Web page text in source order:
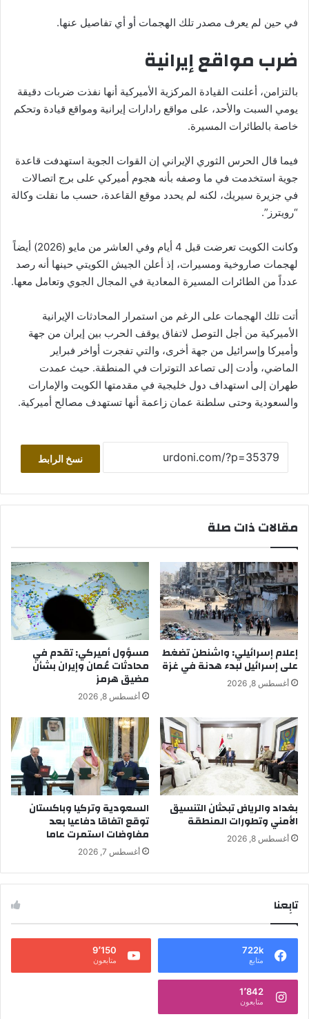
في حين لم يعرف مصدر تلك الهجمات أو أي تفاصيل عنها.
ضرب مواقع إيرانية
بالتزامن، أعلنت القيادة المركزية الأميركية أنها نفذت ضربات دقيقة
يومي السبت والأحد، على مواقع رادارات إيرانية ومواقع قيادة وتحكم
خاصة بالطائرات المسيرة.
فيما قال الحرس الثوري الإيراني إن القوات الجوية استهدفت قاعدة
جوية استخدمت في ما وصفه بأنه هجوم أميركي على برج اتصالات
في جزيرة سيريك، لكنه لم يحدد موقع القاعدة، حسب ما نقلت وكالة
“رويترز”.
وكانت الكويت تعرضت قبل 4 أيام وفي العاشر من مايو (2026) أيضاً
لهجمات صاروخية ومسيرات، إذ أعلن الجيش الكويتي حينها أنه رصد
عدداً من الطائرات المسيرة المعادية في المجال الجوي وتعامل معها.
أتت تلك الهجمات على الرغم من استمرار المحادثات الإيرانية
الأميركية من أجل التوصل لاتفاق يوقف الحرب بين إيران من جهة
وأميركا وإسرائيل من جهة أخرى، والتي تفجرت أواخر فبراير
الماضي، وأدت إلى تصاعد التوترات في المنطقة. حيث عمدت
طهران إلى استهداف دول خليجية في مقدمتها الكويت والإمارات
والسعودية وحتى سلطنة عمان زاعمة أنها تستهدف مصالح أميركية.
نسخ الرابط
مقالات ذات صلة
إعلام إسرائيلي: واشنطن تضغط
على إسرائيل لبدء هدنة في غزة
أغسطس 8, 2026
مسؤول أميركي: تقدم في
محادثات عُمان وإيران بشأن
مضيق هرمز
أغسطس 8, 2026
بغداد والرياض تبحثان التنسيق
الأمني وتطورات المنطقة
أغسطس 8, 2026
السعودية وتركيا وباكستان
توقع اتفاقا دفاعيا بعد
مفاوضات استمرت عاما
أغسطس 7, 2026
تابِعنا
722k
متابع
9٬150
متابعون
1٬842
متابعون